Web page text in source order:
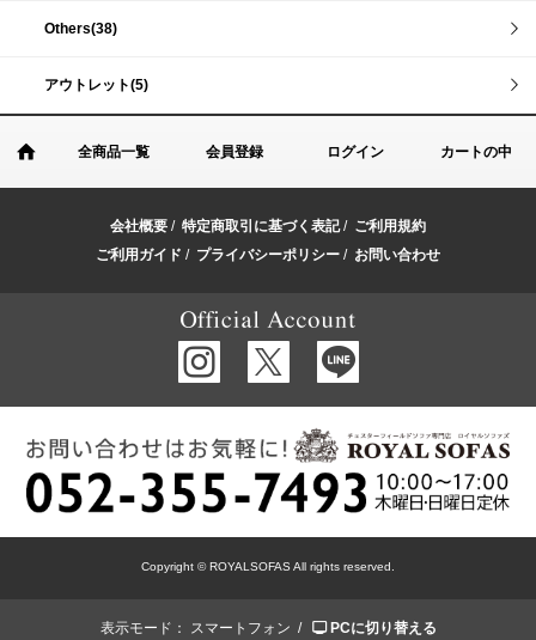
Others(38)
アウトレット(5)
全商品一覧 会員登録 ログイン カートの中
会社概要 / 特定商取引に基づく表記/ ご利用規約
ご利用ガイド / プライバシーポリシー / お問い合わせ
Copyright © ROYALSOFAS All rights reserved.
表示モード： スマートフォン / PCに切り替える